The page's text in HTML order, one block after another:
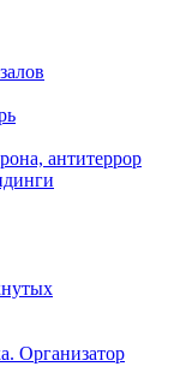
антитеррор
Организатор